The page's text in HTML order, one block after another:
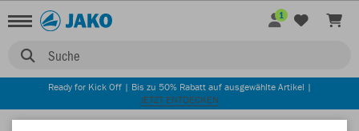
Suche
1
Ready for Kick Off | Bis zu 50% Rabatt auf ausgewählte Artikel |
JETZT ENTDECKEN